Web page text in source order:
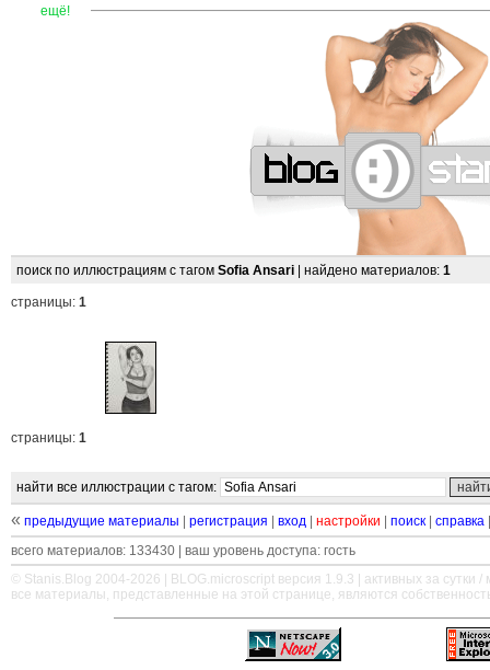
ещё! ——————————————————————
поиск по иллюстрациям с тагом Sofia Ansari | найдено материалов: 1
страницы: 1
страницы: 1
найти все иллюстрации с тагом:
« предыдущие материалы регистрация вход настройки поиск справка
всего материалов: 133430 | ваш уровень доступа: гость
© Stanis.Blog 2004-2026 |
BLOG.microscript версия 1.9.3 | активных за сутки /
все материалы, представленные на этой странице, являются
—————————————————————